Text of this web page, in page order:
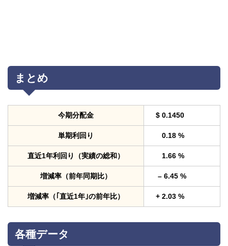
まとめ
今期分配金 $ 0.1450
単期利回り 0.18 %
直近1年利回り（実績の総和） 1.66 %
増減率（前年同期比） – 6.45 %
増減率（｢直近1年｣の前年比） + 2.03 %
各種データ